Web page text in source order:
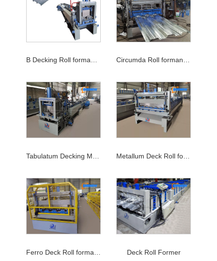
Deck Roll Former